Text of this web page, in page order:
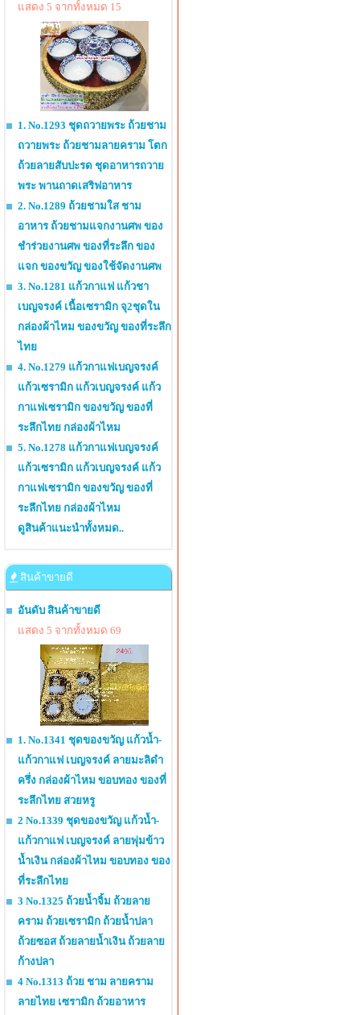
แสดง 5 จากทั้งหมด 15
1. No.1293 ชุดถวายพระ ถ้วยชาม
ถวายพระ ถ้วยชามลายคราม โตก
ถ้วยลายสับปะรด ชุดอาหารถวาย
พระ พานถาดเสริฟอาหาร
2. No.1289 ถ้วยชามใส ชาม
อาหาร ถ้วยชามแจกงานศพ ของ
ชำร่วยงานศพ ของที่ระลึก ของ
แจก ของขวัญ ของใช้จัดงานศพ
3. No.1281 แก้วกาแฟ แก้วชา
เบญจรงค์ เนื้อเซรามิก จุ2ชุดใน
กล่องผ้าไหม ของขวัญ ของที่ระลึก
ไทย
4. No.1279 แก้วกาแฟเบญจรงค์
แก้วเซรามิก แก้วเบญจรงค์ แก้ว
กาแฟเซรามิก ของขวัญ ของที่
ระลึกไทย กล่องผ้าไหม
5. No.1278 แก้วกาแฟเบญจรงค์
แก้วเซรามิก แก้วเบญจรงค์ แก้ว
กาแฟเซรามิก ของขวัญ ของที่
ระลึกไทย กล่องผ้าไหม
ดูสินค้าแนะนำทั้งหมด..
สินค้าขายดี
อันดับ สินค้าขายดี
แสดง 5 จากทั้งหมด 69
1. No.1341 ชุดของขวัญ แก้วน้ำ-
แก้วกาแฟ เบญจรงค์ ลายมะลิดำ
ครึ่ง กล่องผ้าไหม ขอบทอง ของที่
ระลึกไทย สวยหรู
2 No.1339 ชุดของขวัญ แก้วน้ำ-
แก้วกาแฟ เบญจรงค์ ลายพุ่มข้าว
น้ำเงิน กล่องผ้าไหม ขอบทอง ของ
ที่ระลึกไทย
3 No.1325 ถ้วยน้ำจิ้ม ถ้วยลาย
คราม ถ้วยเซรามิก ถ้วยน้ำปลา
ถ้วยซอส ถ้วยลายน้ำเงิน ถ้วยลาย
ก้างปลา
4 No.1313 ถ้วย ชาม ลายคราม
ลายไทย เซรามิก ถ้วยอาหาร